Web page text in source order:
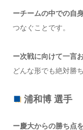
ーチームの中での自
つなぐことです。
ー次戦に向けて一言
どんな形でも絶対勝ち
浦和博 選手
ー慶大からの勝ち点